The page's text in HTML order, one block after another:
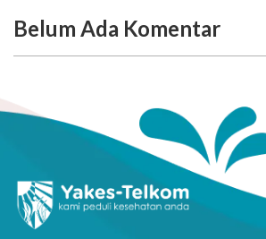
Belum Ada Komentar